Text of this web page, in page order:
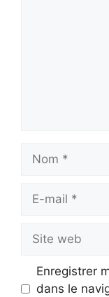
Nom
Site
web
Enregistrer
dans le